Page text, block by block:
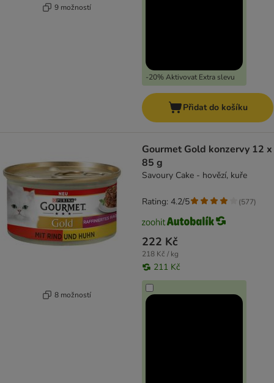
9 možností
-20% Aktivovat Extra slevu
Přidat do košíku
8 možností
Gourmet Gold konzervy 12 x
85 g
Savoury Cake - hovězí, kuře
222 Kč
218 Kč / kg
211 Kč
Rating: 4.2/5 (577)